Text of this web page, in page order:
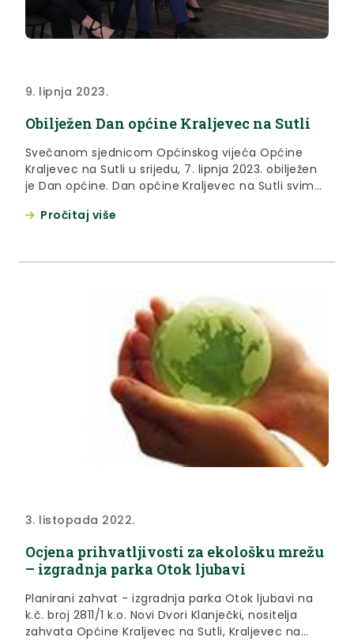
9. lipnja 2023.
Obilježen Dan općine Kraljevec na Sutli
Svečanom sjednicom Općinskog vijeća Općine
Kraljevec na Sutli u srijedu, 7. lipnja 2023. obilježen
je Dan općine. Dan općine Kraljevec na Sutli svima
Krapinsko-zagorske županije Željko Kolar. “Nakon što
Pročitaj više
3. listopada 2022.
Ocjena prihvatljivosti za ekološku mrežu
– izgradnja parka Otok ljubavi
Planirani zahvat - izgradnja parka Otok ljubavi na
k.č. broj 2811/1 k.o. Novi Dvori Klanječki, nositelja
zahvata Općine Kraljevec na Sutli, Kraljevec na